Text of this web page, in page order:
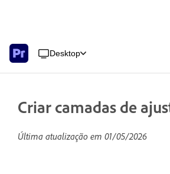
Desktop
Criar camadas de
Última atualização em 01/05/2026